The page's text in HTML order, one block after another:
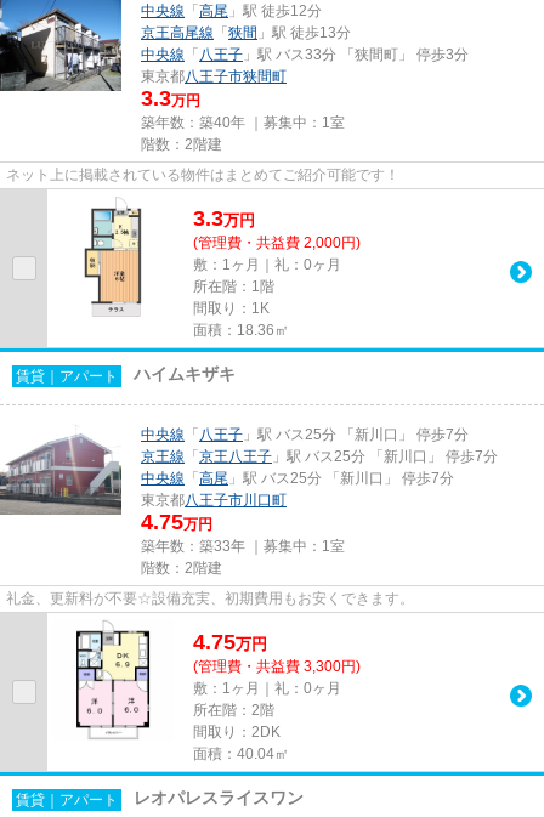
中央線 「高尾 」駅 徒歩12分
京王高尾線 「狭間 」駅 徒歩13分
中央線 「 八王子 」駅 バス33分 「狭間町」 停歩3分
東京都八王子市狭間町
3.3万円
築年数：築40年 ｜募集中： 1室
階数：2階建
ネット上に掲載されている物件はまとめてご紹介可能です！
3.3万円
(管理費・共益費 2,000円)
敷：1ヶ月｜礼：0ヶ月
所在階：1階
間取り：1K
面積：18.36㎡
賃貸｜アパート ハイムキザキ
中央線 「 八王子 」駅 バス25分 「新川口」 停歩7分
京王線 「京王八王子 」駅 バス25分 「新川口」 停歩7分
中央線 「高尾 」駅 バス25分 「新川口」 停歩7分
東京都八王子市川口町
4.75万円
築年数：築33年 ｜募集中： 1室
階数：2階建
礼金、更新料が不要☆設備充実、初期費用もお安くできます。
4.75万円
(管理費・共益費 3,300円)
敷：1ヶ月｜礼：0ヶ月
所在階：2階
間取り：2DK
面積：40.04㎡
賃貸｜アパート レオパレスライスワン